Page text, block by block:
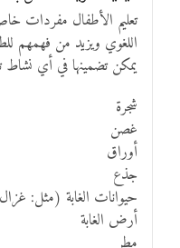
تعليم الأطفال مفردات
اللغوي ويزيد من فهمهم
يمكن تضمينها في أي نشاط
شجرة
غصن
أوراق
جذع
حيوانات الغابة (مثل:
أرض الغابة